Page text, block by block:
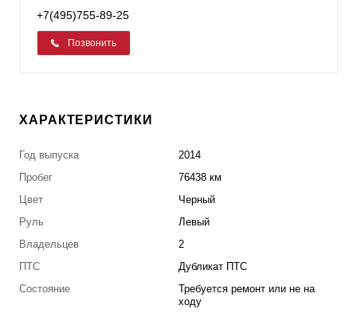
+7(495)755-89-25
Позвонить
ХАРАКТЕРИСТИКИ
Год выпуска
2014
Пробег
76438 км
Цвет
Черный
Руль
Левый
Владельцев
2
ПТС
Дубликат ПТС
Состояние
Требуется ремонт или не на
ходу